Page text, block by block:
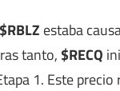
$RBLZ estaba
tanto, $RECQ
1. Este